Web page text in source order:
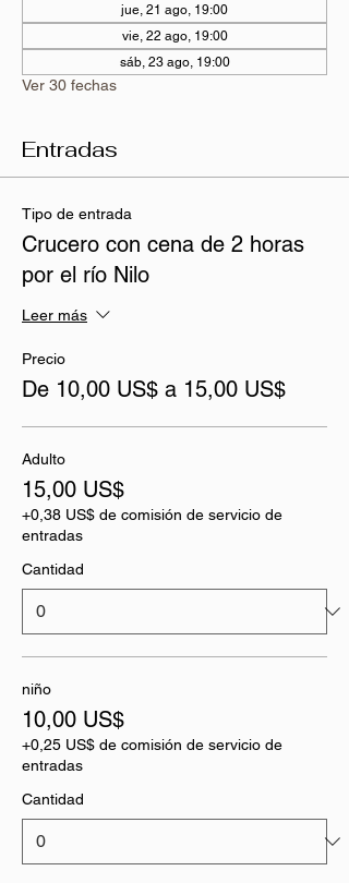
jue, 21 ago, 19:00
vie, 22 ago, 19:00
sáb, 23 ago, 19:00
Ver 30 fechas
Entradas
Tipo de entrada
Crucero con cena de 2 horas
por el río Nilo
Leer más
Precio
De 10,00 US$ a 15,00 US$
Adulto
15,00 US$
+0,38 US$ de comisión de servicio de
entradas
Cantidad
niño
10,00 US$
+0,25 US$ de comisión de servicio de
entradas
Cantidad